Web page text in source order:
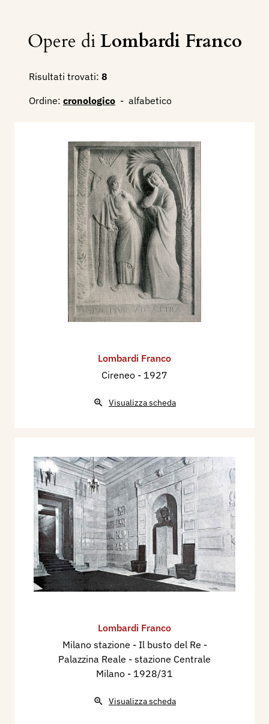
Opere diLombardi Franco
Risultati trovati: 8
Ordine: cronologico - alfabetico
Lombardi Franco
Cireneo - 1927
Visualizza scheda
Lombardi Franco
Milano stazione - Il busto del Re -
Palazzina Reale - stazione Centrale
Milano - 1928/31
Visualizza scheda